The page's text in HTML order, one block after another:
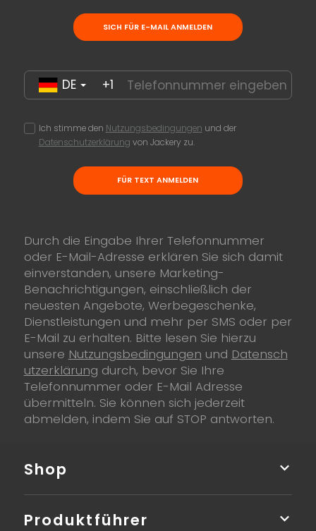
SICH FÜR E-MAIL ANMELDEN
DE +1
Ich stimme den Nutzungsbedingungen und der
Datenschutzerklärung von Jackery zu.
FÜR TEXT ANMELDEN
Durch die Eingabe Ihrer Telefonnummer
oder E-Mail-Adresse erklären Sie sich damit
einverstanden, unsere Marketing-
Benachrichtigungen, einschließlich der
neuesten Angebote, Werbegeschenke,
Dienstleistungen und mehr per SMS oder per
E-Mail zu erhalten. Bitte lesen Sie hierzu
unsere Nutzungsbedingungen und Datensch
utzerklärung durch, bevor Sie Ihre
Telefonnummer oder E-Mail Adresse
übermitteln. Sie können sich jederzeit
abmelden, indem Sie auf STOP antworten.
Shop
Produktführer